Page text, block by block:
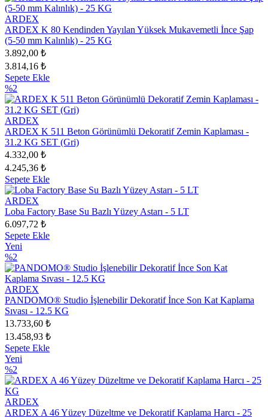
ARDEX
ARDEX K 80 Kendinden Yayılan Yüksek Mukavemetli İnce Şap
(5-50 mm Kalınlık) - 25 KG
3.892,00 ₺
3.814,16 ₺
Sepete Ekle
%2
ARDEX
ARDEX K 511 Beton Görünümlü Dekoratif Zemin Kaplaması -
31.2 KG SET (Gri)
4.332,00 ₺
4.245,36 ₺
Sepete Ekle
ARDEX
Loba Factory Base Su Bazlı Yüzey Astarı - 5 LT
6.097,72 ₺
Sepete Ekle
Yeni
%2
ARDEX
PANDOMO® Studio İşlenebilir Dekoratif İnce Son Kat Kaplama
Sıvası - 12.5 KG
13.733,60 ₺
13.458,93 ₺
Sepete Ekle
Yeni
%2
ARDEX
ARDEX A 46 Yüzey Düzeltme ve Dekoratif Kaplama Harcı - 25